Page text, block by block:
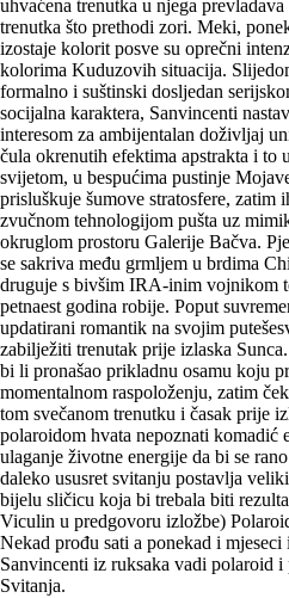
uhvaćena trenutka u njega
trenutka što prethodi zori. Meki,
izostaje kolorit posve su oprečni
kolorima Kuduzovih situacija.
formalno i suštinski dosljedan
socijalna karaktera, Sanvincenti
interesom za ambijentalan doživljaj
čula okrenutih efektima apstrakta i to
svijetom, u bespućima pustinje
prisluškuje šumove stratosfere, zatim
zvučnom tehnologijom pušta uz
okruglom prostoru Galerije Bačva.
se sakriva među grmljem u brdima
druguje s bivšim IRA-inim vojnikom
petnaest godina robije. Poput
updatirani romantik na svojim
zabilježiti trenutak prije izlaska
bi li pronašao prikladnu osamu koju
momentalnom raspoloženju, zatim
tom svečanom trenutku i časak prije
polaroidom hvata nepoznati komadić
ulaganje životne energije da bi se
daleko ususret svitanju postavlja
bijelu sličicu koja bi trebala biti
Viculin u predgovoru izložbe)
Nekad prođu sati a ponekad i
Sanvincenti iz ruksaka vadi polaroid
Svitanja.